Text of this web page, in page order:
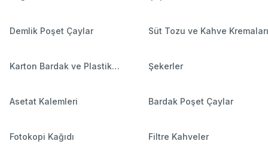
Demlik Poşet Çaylar Süt Tozu ve Kahve Kremaları
Karton Bardak ve Plastik
Şekerler
Asetat Kalemleri Bardak Poşet Çaylar
Fotokopi Kağıdı Filtre Kahveler